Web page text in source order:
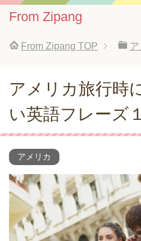
From Zipang
From Zipang TOP
アメリカ旅行時
い英語フレーズ
アメリカ